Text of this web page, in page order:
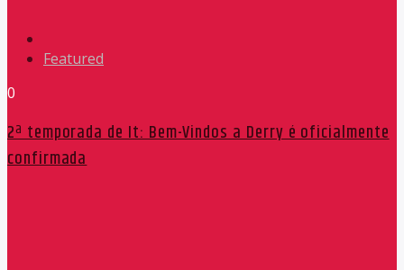
Featured
0
2ª temporada de It: Bem-Vindos a Derry é oficialmente
confirmada